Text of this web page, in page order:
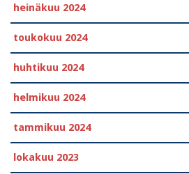
heinäkuu 2024
toukokuu 2024
huhtikuu 2024
helmikuu 2024
tammikuu 2024
lokakuu 2023